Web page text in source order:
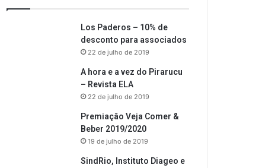
Los Paderos – 10% de
desconto para associados
22 de julho de 2019
A hora e a vez do Pirarucu
– Revista ELA
22 de julho de 2019
Premiação Veja Comer &
Beber 2019/2020
19 de julho de 2019
SindRio, Instituto Diageo e